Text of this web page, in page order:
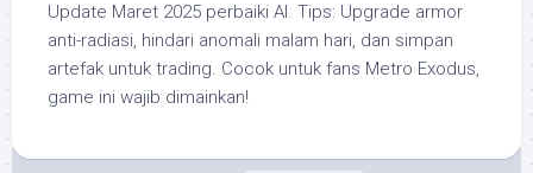
Update Maret 2025 perbaiki AI. Tips: Upgrade armor
anti-radiasi, hindari anomali malam hari, dan simpan
artefak untuk trading. Cocok untuk fans Metro Exodus,
game ini wajib dimainkan!